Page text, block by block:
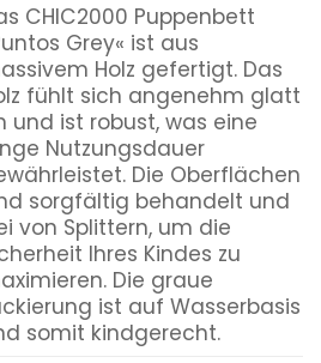
CHIC2000 Puppenbett
Grey« ist aus
Holz gefertigt. Das
fühlt sich angenehm glatt
und ist robust, was eine
Nutzungsdauer
Die Oberflächen
sorgfältig behandelt und
von Splittern, um die
Ihres Kindes zu
Die graue
ist auf Wasserbasis
somit kindgerecht.